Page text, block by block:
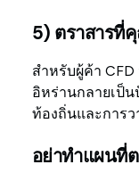
5) ตราสารที่
สำหรับผู้ค้า
อิหร่านกลายเป็
ท้องถิ่นและการว
อย่าทำแผนที่